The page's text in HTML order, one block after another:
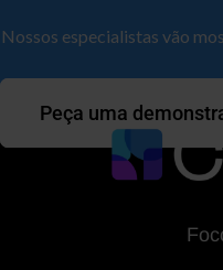
Nossos especialistas vão
Peça uma